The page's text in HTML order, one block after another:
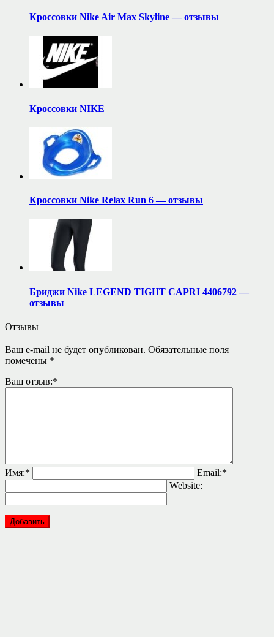
Кроссовки Nike Air Max Skyline — отзывы
Кроссовки NIKE
Кроссовки Nike Relax Run 6 — отзывы
Бриджи Nike LEGEND TIGHT CAPRI 4406792 —
отзывы
Отзывы
Ваш e-mail не будет опубликован. Обязательные поля
помечены *
Ваш отзыв:*
Имя:* Email:*
Website: